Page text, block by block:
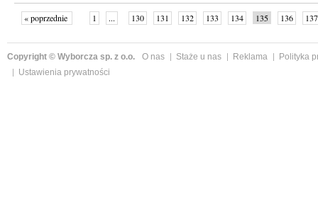
« poprzednie 1 ... 130 131 132 133 134 135 136
137
Copyright © Wyborcza sp. z o.o. O nas Staże u nas Reklama
Polityka
Ustawienia prywatności